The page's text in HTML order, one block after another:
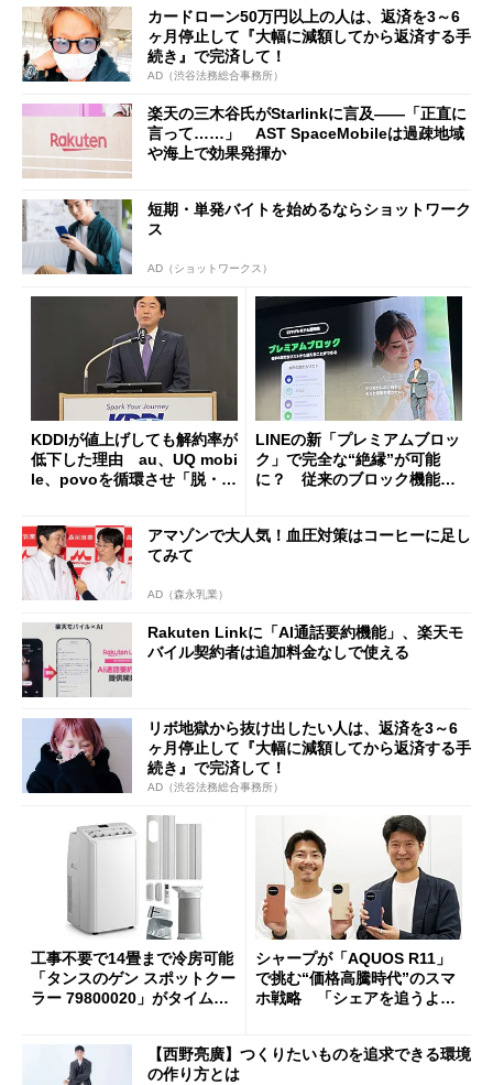
カードローン50万円以上の人は、返済を3～6
ヶ月停止して『大幅に減額してから返済する手
続き』で完済して！
AD（渋谷法務総合事務所）
楽天の三木谷氏がStarlinkに言及――「正直に
言って……」 AST SpaceMobileは過疎地域
や海上で効果発揮か
短期・単発バイトを始めるならショットワーク
ス
AD（ショットワークス）
KDDIが値上げしても解約率が
低下した理由 au、UQ mobi
le、povoを循環させ「脱・販
LINEの新「プレミアムブロッ
ク」で完全な“絶縁”が可能
に？ 従来のブロック機能と
アマゾンで大人気！血圧対策はコーヒーに足し
てみて
AD（森永乳業）
Rakuten Linkに「AI通話要約機能」、楽天モ
バイル契約者は追加料金なしで使える
リボ地獄から抜け出したい人は、返済を3～6
ヶ月停止して『大幅に減額してから返済する手
続き』で完済して！
AD（渋谷法務総合事務所）
工事不要で14畳まで冷房可能
「タンスのゲン スポットクー
ラー 79800020」がタイムセ
シャープが「AQUOS R11」
で挑む“価格高騰時代”のスマ
ホ戦略 「シェアを追うより
【西野亮廣】つくりたいものを追求できる環境
の作り方とは